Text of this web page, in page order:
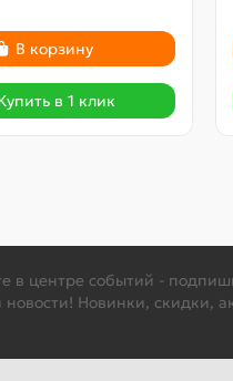
В корзину
в 1 клик
в центре событий -
Новинки, скидки,